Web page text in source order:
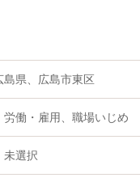
島県、広島市東区
労働・雇用、職場いじめ
未選択